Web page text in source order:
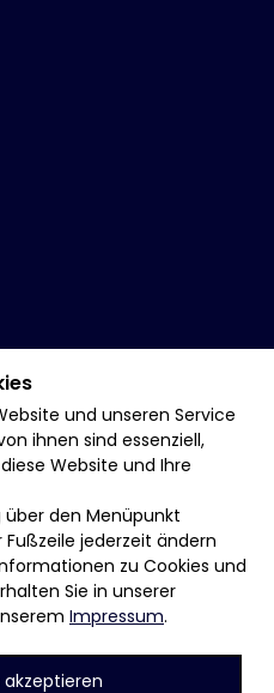
und unseren Service
ihnen sind essenziell,
Website und Ihre
den Menüpunkt
jederzeit ändern
zu Cookies und
Sie in unserer
Impressum.
akzeptieren